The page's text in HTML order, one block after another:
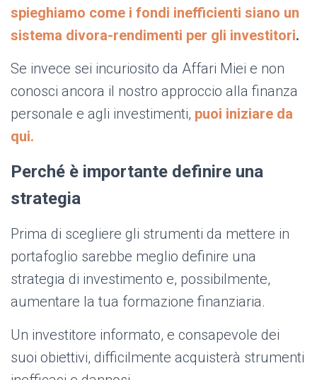
spieghiamo come i fondi inefficienti siano un
sistema divora-rendimenti per gli investitori.
Se invece sei incuriosito da Affari Miei e non
conosci ancora il nostro approccio alla finanza
personale e agli investimenti, puoi iniziare da
qui.
Perché è importante definire una
strategia
Prima di scegliere gli strumenti da mettere in
portafoglio sarebbe meglio definire una
strategia di investimento e, possibilmente,
aumentare la tua formazione finanziaria.
Un investitore informato, e consapevole dei
suoi obiettivi, difficilmente acquisterà strumenti